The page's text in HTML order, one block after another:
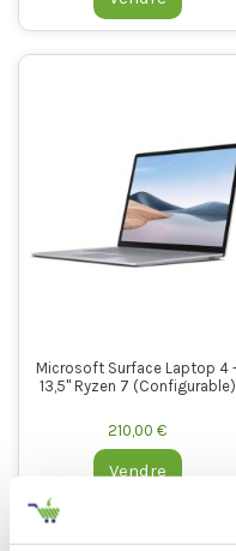
Microsoft Surface Laptop 4 -
13,5" Ryzen 7 (Configurable)
210,00 €
Vendre